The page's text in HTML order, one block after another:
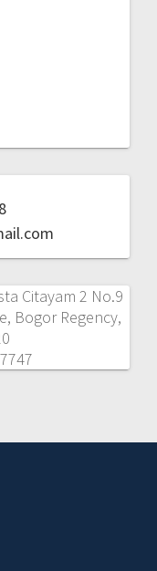
Citayam 2 No.9
Bogor Regency,